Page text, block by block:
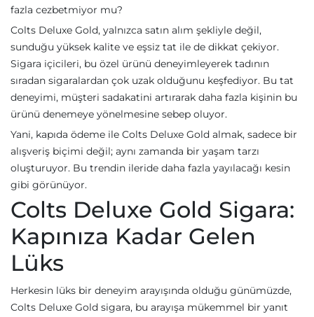
fazla cezbetmiyor mu?
Colts Deluxe Gold, yalnızca satın alım şekliyle değil,
sunduğu yüksek kalite ve eşsiz tat ile de dikkat çekiyor.
Sigara içicileri, bu özel ürünü deneyimleyerek tadının
sıradan sigaralardan çok uzak olduğunu keşfediyor. Bu tat
deneyimi, müşteri sadakatini artırarak daha fazla kişinin bu
ürünü denemeye yönelmesine sebep oluyor.
Yani, kapıda ödeme ile Colts Deluxe Gold almak, sadece bir
alışveriş biçimi değil; aynı zamanda bir yaşam tarzı
oluşturuyor. Bu trendin ileride daha fazla yayılacağı kesin
gibi görünüyor.
Colts Deluxe Gold Sigara:
Kapınıza Kadar Gelen
Lüks
Herkesin lüks bir deneyim arayışında olduğu günümüzde,
Colts Deluxe Gold sigara, bu arayışa mükemmel bir yanıt